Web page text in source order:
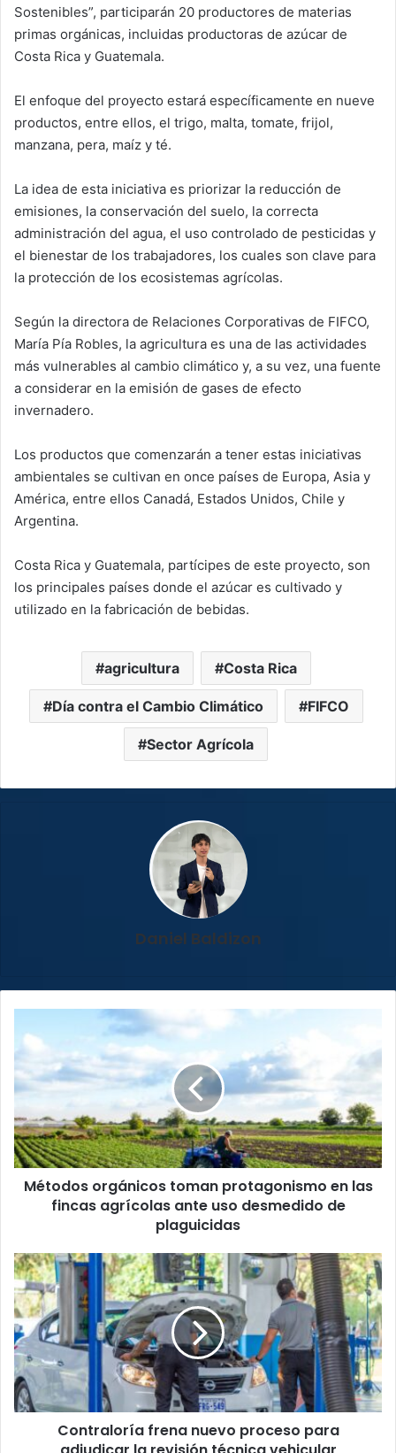
Sostenibles”, participarán 20 productores de materias
primas orgánicas, incluidas productoras de azúcar de
Costa Rica y Guatemala.
El enfoque del proyecto estará específicamente en nueve
productos, entre ellos, el trigo, malta, tomate, frijol,
manzana, pera, maíz y té.
La idea de esta iniciativa es priorizar la reducción de
emisiones, la conservación del suelo, la correcta
administración del agua, el uso controlado de pesticidas y
el bienestar de los trabajadores, los cuales son clave para
la protección de los ecosistemas agrícolas.
Según la directora de Relaciones Corporativas de FIFCO,
María Pía Robles, la agricultura es una de las actividades
más vulnerables al cambio climático y, a su vez, una fuente
a considerar en la emisión de gases de efecto
invernadero.
Los productos que comenzarán a tener estas iniciativas
ambientales se cultivan en once países de Europa, Asia y
América, entre ellos Canadá, Estados Unidos, Chile y
Argentina.
Costa Rica y Guatemala, partícipes de este proyecto, son
los principales países donde el azúcar es cultivado y
utilizado en la fabricación de bebidas.
agricultura Costa Rica
Día contra el Cambio Climático FIFCO
Sector Agrícola
Daniel Baldizon
orgánicos
toman
protagonismo
en
fincas
agrícolas
ante
uso
desmedido
Métodos orgánicos toman protagonismo en las
fincas agrícolas ante uso desmedido de
plaguicidas
Contraloría
frena
nuevo
proceso
para
adjudicar
la
revisión
técnica
vehicularContraloría frena nuevo proceso para